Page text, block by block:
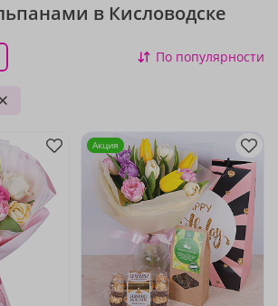
в Кисловодске
По популярности
Акция